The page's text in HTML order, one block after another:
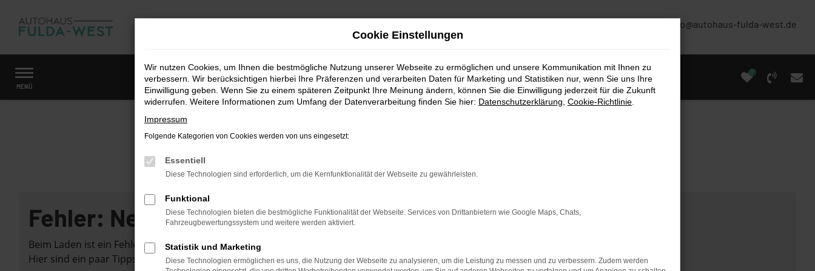
Zum
Hauptinhalt
info@autohaus-fulda-west.de
MENÜ
0
Startseite Fahrzeugmarkt
Fehler: Network Error
Beim Laden ist ein Fehler aufgetreten.
Hier sind ein paar Tipps, die dir helfen können:
Cookie Einstellungen
Wir nutzen Cookies, um Ihnen die bestmögliche Nutzung unserer Webseite zu ermöglichen und unsere Kommunikation mit Ihnen zu
verbessern. Wir berücksichtigen hierbei Ihre Präferenzen und verarbeiten Daten für Marketing und Statistiken nur, wenn Sie uns Ihre
Einwilligung geben. Wenn Sie zu einem späteren Zeitpunkt Ihre Meinung ändern, können Sie die Einwilligung jederzeit für die Zukunft
widerrufen. Weitere Informationen zum Umfang der Datenverarbeitung finden Sie hier: Datenschutzerklärung Cookie-Richtlinie
Impressum
Folgende Kategorien von Cookies werden von uns eingesetzt:
Essentiell
Diese Technologien sind erforderlich, um die Kernfunktionalität der Webseite zu gewährleisten.
Funktional
Diese Technologien bieten die bestmögliche Funktionalität der Webseite. Services von Drittanbietern wie Google Maps, Chats,
Fahrzeugbewertungssystem und weitere werden aktiviert.
Statistik und Marketing
Diese Technologien ermöglichen es uns, die Nutzung der Webseite zu analysieren, um die Leistung zu messen und zu verbessern. Zudem werden